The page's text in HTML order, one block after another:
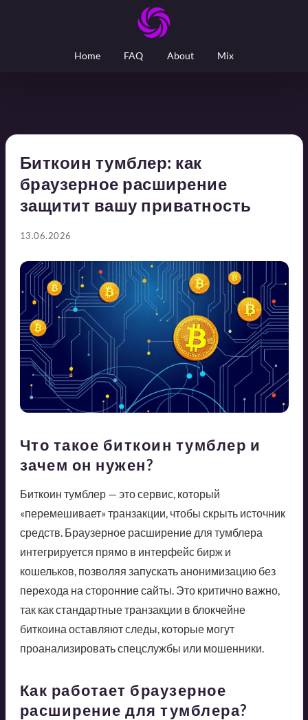
Home FAQ About Mix
Биткоин тумблер: как
браузерное расширение
защитит вашу приватность
13.06.2026
Что такое биткоин тумблер и
зачем он нужен?
Биткоин тумблер — это сервис, который
«перемешивает» транзакции, чтобы скрыть источник
средств. Браузерное расширение для тумблера
интегрируется прямо в интерфейс бирж и
кошельков, позволяя запускать анонимизацию без
перехода на сторонние сайты. Это критично важно,
так как стандартные транзакции в блокчейне
биткоина оставляют следы, которые могут
проанализировать спецслужбы или мошенники.
Как работает браузерное
расширение для тумблера?